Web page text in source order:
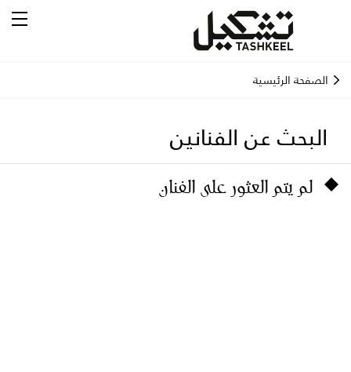
الصفحة الرئيسية
البحث عن الفنانين
لم يتم العثور على الفنان